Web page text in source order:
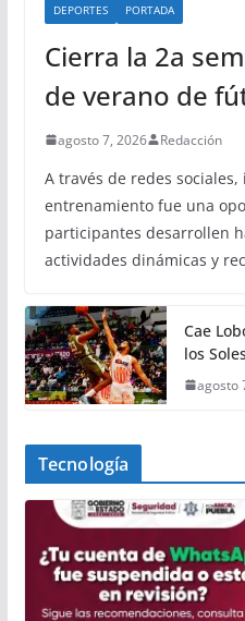
DEPORTES PORTADA
Cierra la 2a
de verano de
agosto 7, 2026 Redacción
A través de redes
entrenamiento fue una
participantes desarrollen
actividades dinámicas y
Cae
los
agosto
Tecnología